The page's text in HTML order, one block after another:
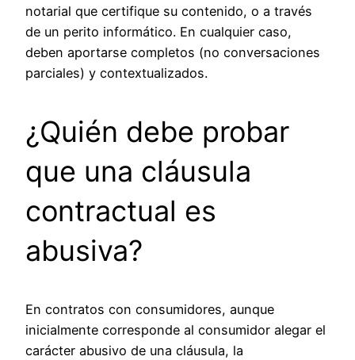
notarial que certifique su contenido, o a través
de un perito informático. En cualquier caso,
deben aportarse completos (no conversaciones
parciales) y contextualizados.
¿Quién debe probar
que una cláusula
contractual es
abusiva?
En contratos con consumidores, aunque
inicialmente corresponde al consumidor alegar el
carácter abusivo de una cláusula, la